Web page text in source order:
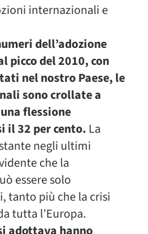
internazionali e
dell’adozione
picco del 2010, con
nel nostro Paese, le
sono crollate a
flessione
il 32 per cento. La
negli ultimi
che la
essere solo
tanto più che la crisi
tutta l’Europa.